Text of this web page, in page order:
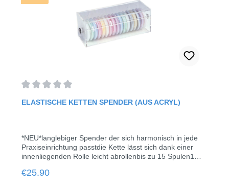
Bereichengeeignet für Ätzmittel, Haftvermittler, Kavitäten-
Auskleidung, Fluoridlackierung, Hämostyptika,
Dichtstoffefusselfreinicht saugfähigMini-Griff: 85
mm Kopf: Ø 2,5 mmPackung enthält: 4 Tube je 100
Stück (2,73 € /100 Stück)
ELASTISCHE KETTEN SPENDER (AUS ACRYL)
*NEU*langlebiger Spender der sich harmonisch in jede
Praxiseinrichtung passtdie Kette lässt sich dank einer
innenliegenden Rolle leicht abrollenbis zu 15 Spulen1
Regular price:
€25.90